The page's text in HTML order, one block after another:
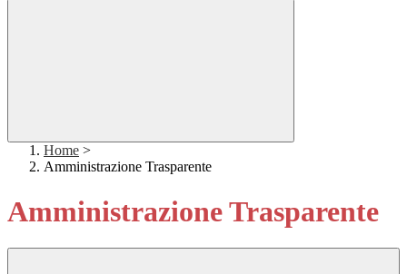
Home >
Amministrazione Trasparente
Amministrazione Trasparente